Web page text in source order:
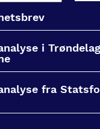
i Trøndelag
fra